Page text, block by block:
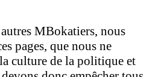
MBokatiers, nous
pages, que nous ne
culture de la politique et